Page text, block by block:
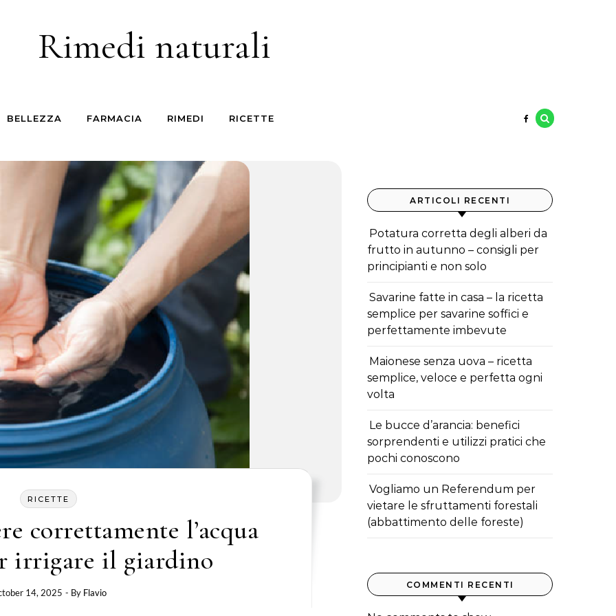
Rimedi naturali
BELLEZZA FARMACIA RIMEDI RICETTE
RICETTE
correttamente l’acqua
irrigare il giardino
14, 2025 - By Flavio
ARTICOLI RECENTI
Potatura corretta degli alberi da
frutto in autunno – consigli per
principianti e non solo
Savarine fatte in casa – la ricetta
semplice per savarine soffici e
perfettamente imbevute
Maionese senza uova – ricetta
semplice, veloce e perfetta ogni
volta
Le bucce d’arancia: benefici
sorprendenti e utilizzi pratici che
pochi conoscono
Vogliamo un Referendum per
vietare le sfruttamenti forestali
(abbattimento delle foreste)
COMMENTI RECENTI